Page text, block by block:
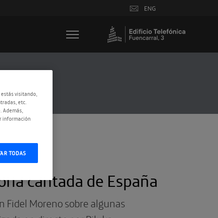
ENG
cantada de España
Fidel Moreno sobre algunas
visitando,
etc.
Además,
información
TODAS